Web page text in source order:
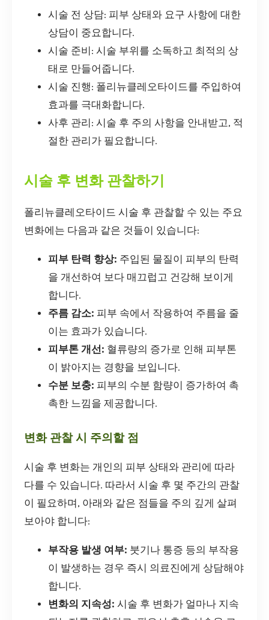
시술 전 상담: 피부 상태와 요구 사항에 대한
상담이 중요합니다.
시술 준비: 시술 부위를 소독하고 최적의 상
태로 만들어줍니다.
시술 진행: 폴리뉴클레오타이드를 주입하여
효과를 극대화합니다.
사후 관리: 시술 후 주의 사항을 안내받고, 적
절한 관리가 필요합니다.
시술 후 변화 관찰하기
폴리뉴클레오타이드 시술 후 관찰할 수 있는 주요
변화에는 다음과 같은 것들이 있습니다:
피부 탄력 향상: 주입된 물질이 피부의 탄력
을 개선하여 보다 매끄럽고 건강해 보이게
합니다.
주름 감소: 피부 속에서 작용하여 주름을 줄
이는 효과가 있습니다.
피부톤 개선: 혈류량의 증가로 인해 피부톤
이 밝아지는 경향을 보입니다.
수분 보충: 피부의 수분 함량이 증가하여 촉
촉한 느낌을 제공합니다.
변화 관찰 시 주의할 점
시술 후 변화는 개인의 피부 상태와 관리에 따라
다를 수 있습니다. 따라서 시술 후 몇 주간의 관찰
이 필요하며, 아래와 같은 점들을 주의 깊게 살펴
보아야 합니다:
부작용 발생 여부: 붓기나 통증 등의 부작용
이 발생하는 경우 즉시 의료진에게 상담해야
합니다.
변화의 지속성: 시술 후 변화가 얼마나 지속